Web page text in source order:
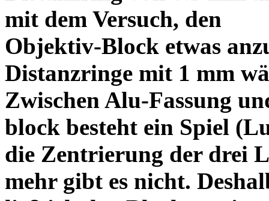
mit dem Versuch, den
Objektiv-Block etwas
Distanzringe mit 1 mm
Zwischen Alu-Fassung
block besteht ein Spiel
die Zentrierung der drei
mehr gibt es nicht.